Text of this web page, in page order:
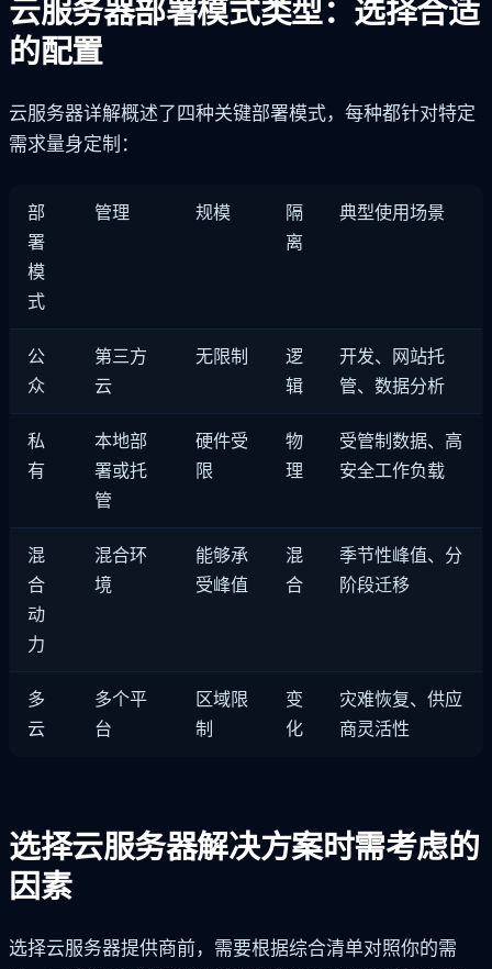
云服务器部署模式类型：选择合适
的配置
云服务器详解概述了四种关键部署模式，每种都针对特定
需求量身定制：
部
署
模
式
管理 规模
隔
离
典型使用场景
公
众
第三方
云
无限制
逻
辑
开发、网站托
管、数据分析
私
有
本地部
署或托
管
硬件受
限
物
理
受管制数据、高
安全工作负载
混
合
动
力
混合环
境
能够承
受峰值
混
合
季节性峰值、分
阶段迁移
多
云
多个平
台
区域限
制
变
化
灾难恢复、供应
商灵活性
选择云服务器解决方案时需考虑的
因素
选择云服务器提供商前，需要根据综合清单对照你的需